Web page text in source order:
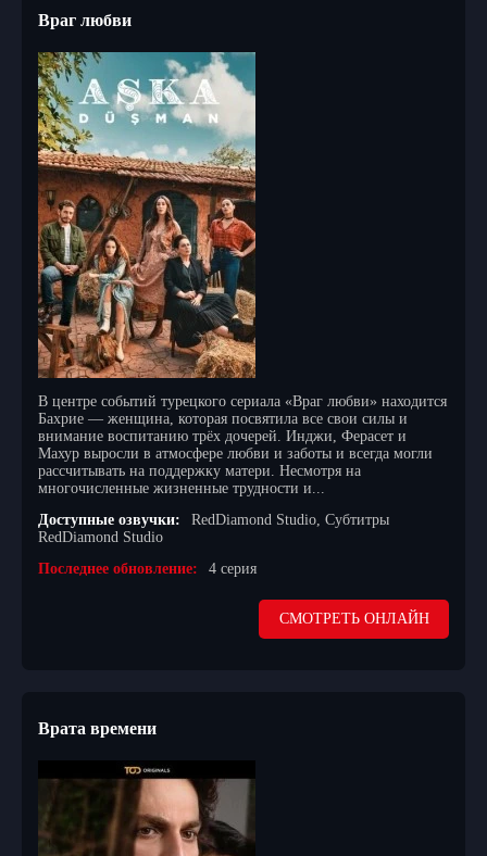
Враг любви
В центре событий турецкого сериала «Враг любви» находится
Бахрие — женщина, которая посвятила все свои силы и
внимание воспитанию трёх дочерей. Инджи, Ферасет и
Махур выросли в атмосфере любви и заботы и всегда могли
рассчитывать на поддержку матери. Несмотря на
многочисленные жизненные трудности и...
Доступные озвучки:
RedDiamond Studio, Субтитры
RedDiamond Studio
Последнее обновление:
4 серия
СМОТРЕТЬ ОНЛАЙН
Врата времени